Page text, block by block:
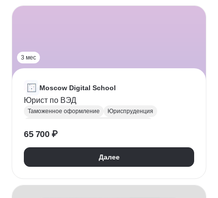
3 мес
Moscow Digital School
Юрист по ВЭД
Таможенное оформление
Юриспруденция
65 700 ₽
Далее